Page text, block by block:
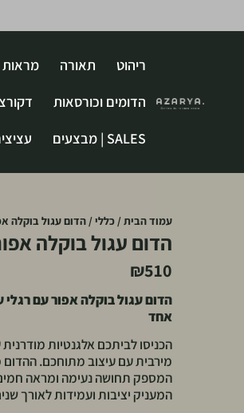
ריהוט תאורה מראות
הדומים וכורסאות
SALES | מבצעים
עמוד הבית/כללי/ הדום עגול בוקלה
הדום עגול בוקלה
₪510
הדום עגול בוקלה אפור עם רגלי
אחד
הכניסו לביתכם אלגנטיות
מירבית עם עיצוב מתוחכם. ההדום
המספק תחושה נעימה ומראה חמים
המעניק יציבות ועמידות לאורך